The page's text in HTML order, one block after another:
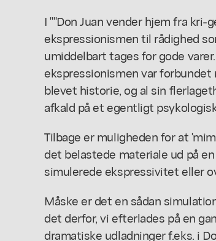
I ""Don Juan vender hjem fra kri-
ekspressionismen til rådighed
umiddelbart tages for gode
ekspressionismen var
blevet historie, og al sin
afkald på et egentligt
Tilbage er muligheden for at
det belastede materiale ud på
simulerede ekspressivitet eller
Måske er det en sådan
det derfor, vi efterlades på en
dramatiske udladninger f.eks. i